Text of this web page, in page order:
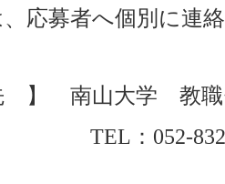
募者へ個別に連
】 南山大学 教職
052-832-